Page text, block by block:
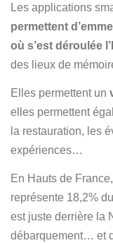
Les applications
permettent
où s’est déroulée
des lieux de
Elles permettent un
elles permettent
la restauration, les
expériences…
En Hauts de
représente 18,2%
est juste derrière la
débarquement… et